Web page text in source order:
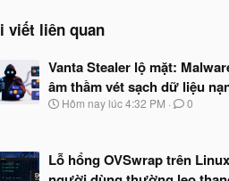
viết liên quan
Vanta Stealer lộ mặt:
âm thầm vét sạch dữ liệu
N
b
ắ
Hôm nay lúc 4:32 PM 0
Lỗ hổng OVSwrap trên